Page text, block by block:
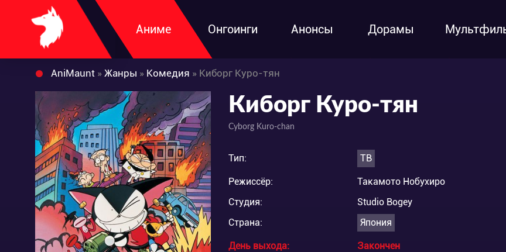
Аниме Онгоинги Анонсы Дорамы
AniMaunt » Жанры » Комедия » Киборг Куро-тян
Киборг Куро-тян
Cyborg Kuro-chan
Тип: ТВ
Режиссёр:
Такамото Нобухиро
Студия:
Studio Bogey
Страна:
Япония
День выхода:
Закончен